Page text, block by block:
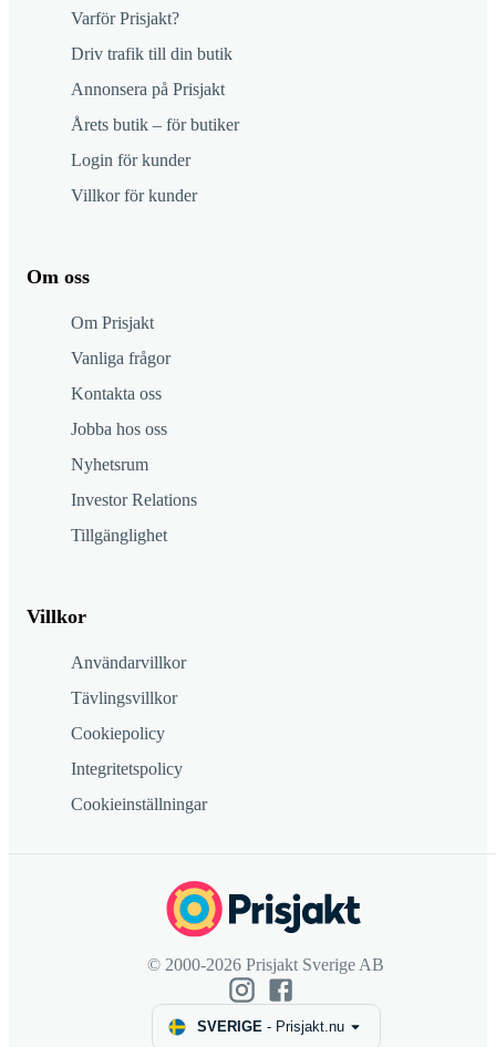
Varför Prisjakt?
Driv trafik till din butik
Annonsera på Prisjakt
Årets butik – för butiker
Login för kunder
Villkor för kunder
Om oss
Om Prisjakt
Vanliga frågor
Kontakta oss
Jobba hos oss
Nyhetsrum
Investor Relations
Tillgänglighet
Villkor
Användarvillkor
Tävlingsvillkor
Cookiepolicy
Integritetspolicy
Cookieinställningar
© 2000-2026 Prisjakt Sverige AB
SVERIGE- Prisjakt.nu